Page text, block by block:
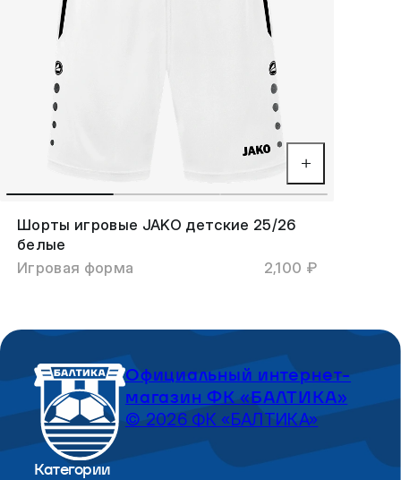
Шорты игровые JAKO детские 25/26
белые
Игровая форма
2,100 ₽
Официальный интернет-
магазин ФК «БАЛТИКА»
© 2026 ФК «БАЛТИКА»
Категории